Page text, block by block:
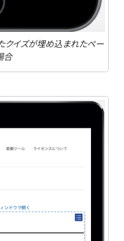
イズが埋め込まれたペー
合